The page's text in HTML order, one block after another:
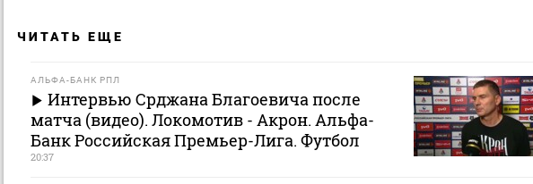
ЧИТАТЬ ЕЩЕ
АЛЬФА-БАНК РПЛ
Интервью Срджана Благоевича после
матча (видео). Локомотив - Акрон. Альфа-
Банк Российская Премьер-Лига. Футбол
20:37